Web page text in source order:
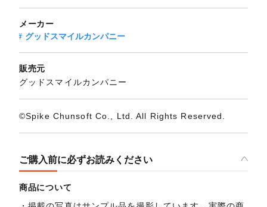
メーカー
グッドスマイルカンパニー
販売元
グッドスマイルカンパニー
©Spike Chunsoft Co., Ltd. All Rights Reserved.
ご購入前に必ずお読みください
商品について